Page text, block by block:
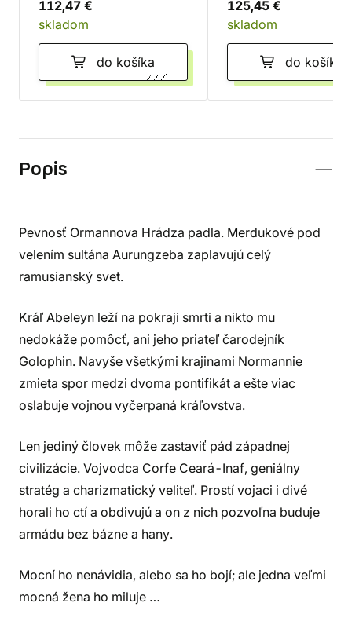
112,47 €
skladom
do košíka
125,45 €
skladom
do košíka
Popis
Pevnosť Ormannova Hrádza padla. Merdukové pod
velením sultána Aurungzeba zaplavujú celý
ramusianský svet.
Kráľ Abeleyn leží na pokraji smrti a nikto mu
nedokáže pomôcť, ani jeho priateľ čarodejník
Golophin. Navyše všetkými krajinami Normannie
zmieta spor medzi dvoma pontifikát a ešte viac
oslabuje vojnou vyčerpaná kráľovstva.
Len jediný človek môže zastaviť pád západnej
civilizácie. Vojvodca Corfe Ceará-Inaf, geniálny
stratég a charizmatický veliteľ. Prostí vojaci i divé
horali ho ctí a obdivujú a on z nich pozvoľna buduje
armádu bez bázne a hany.
Mocní ho nenávidia, alebo sa ho bojí; ale jedna veľmi
mocná žena ho miluje …